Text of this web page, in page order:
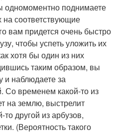
одномоментно поднимаете
на соответствующие
вам придется очень быстро
чтобы успеть уложить их
хотя бы один из них
таким образом, вы
и наблюдаете за
Со временем какой-то из
на землю, выстрелит
другой из арбузов,
(Вероятность такого